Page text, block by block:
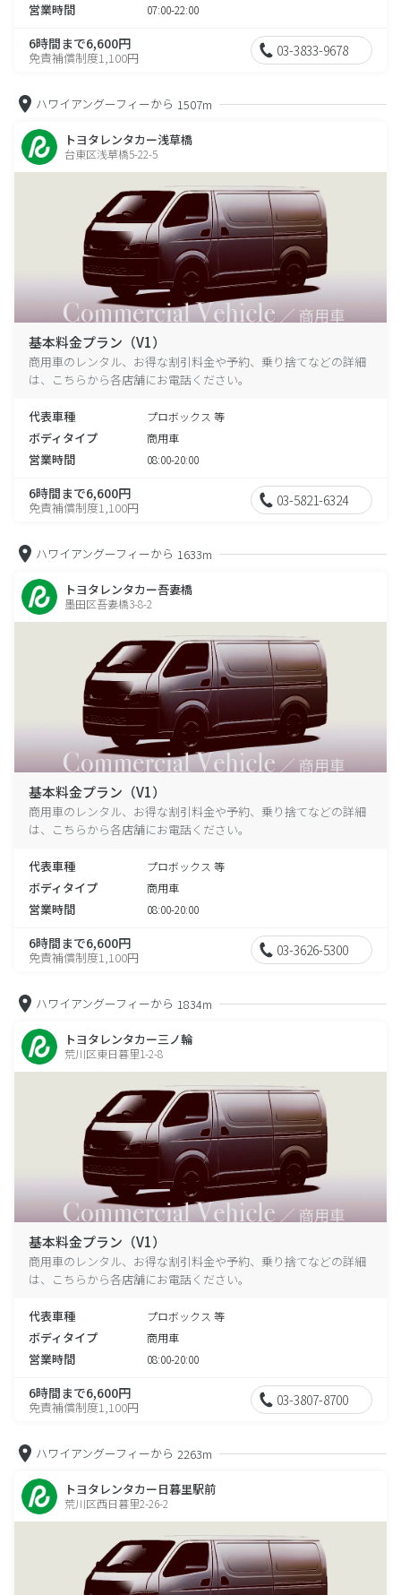
営業時間 07:00-22:00
6時間まで6,600円
免責補償制度1,100円 03-3833-9678
ハワイアングーフィーから 1507m
トヨタレンタカー浅草橋
台東区浅草橋5-22-5
基本料金プラン（V1）
商用車のレンタル、お得な割引料金や予約、乗り捨てなどの詳細
は、こちらから各店舗にお電話ください。
代表車種 プロボックス 等
ボディタイプ 商用車
営業時間 08:00-20:00
6時間まで6,600円
免責補償制度1,100円 03-5821-6324
ハワイアングーフィーから 1633m
トヨタレンタカー吾妻橋
墨田区吾妻橋3-8-2
基本料金プラン（V1）
商用車のレンタル、お得な割引料金や予約、乗り捨てなどの詳細
は、こちらから各店舗にお電話ください。
代表車種 プロボックス 等
ボディタイプ 商用車
営業時間 08:00-20:00
6時間まで6,600円
免責補償制度1,100円 03-3626-5300
ハワイアングーフィーから 1834m
トヨタレンタカー三ノ輪
荒川区東日暮里1-2-8
基本料金プラン（V1）
商用車のレンタル、お得な割引料金や予約、乗り捨てなどの詳細
は、こちらから各店舗にお電話ください。
代表車種 プロボックス 等
ボディタイプ 商用車
営業時間 08:00-20:00
6時間まで6,600円
免責補償制度1,100円 03-3807-8700
ハワイアングーフィーから 2263m
トヨタレンタカー日暮里駅前
荒川区西日暮里2-26-2